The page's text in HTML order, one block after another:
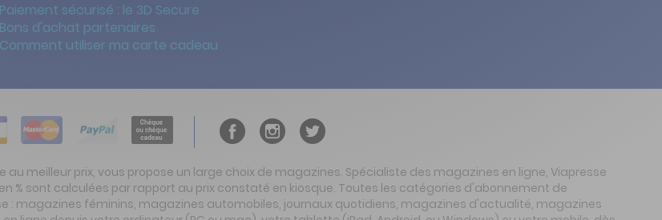
Paiement sécurisé : le 3D Secure
Bons d'achat partenaires
Comment utiliser ma carte cadeau
meilleur prix, vous propose un large choix de magazines. Spécialiste des magazines en ligne, Viapresse
% sont calculées par rapport au prix constaté en kiosque. Toutes les catégories d'abonnement de
: magazines féminins, magazines automobiles, journaux quotidiens, magazines d'actualité, magazines